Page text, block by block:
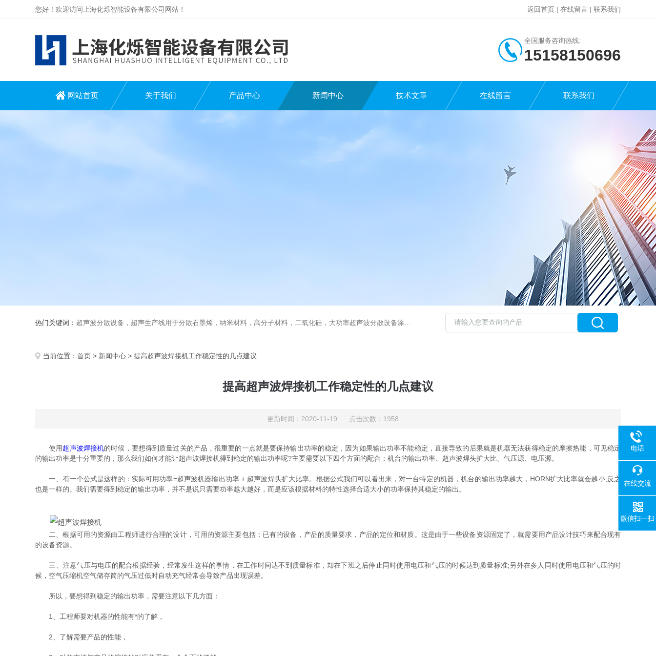
您好！欢迎访问上海化烁智能设备有限公司网站！ 返回首页 | 在线留言 | 联系我们
全国服务咨询热线:
15158150696
网站首页 关于我们 产品中心 新闻中心 技术文章 在线留言 联系我们
热门关键词： 超声波分散设备，超声生产线用于分散石墨烯，纳米材料，高分子材料，二氧化硅，大功率超声波分散设备涂料纳米材料石墨烯分散
当前位置： 首页 > 新闻中心 > 提高超声波焊接机工作稳定性的几点建议
提高超声波焊接机工作稳定性的几点建议
更新时间：2020-11-19 点击次数：1958
使用超声波焊接机的时候，要想得到质量过关的产品，很重要的一点就是要保持输出功率的稳定，因为如果输出功率不能稳定，直接导致的后果就是机器无法获得稳定的摩擦热能，可见稳定
的输出功率是十分重要的，那么我们如何才能让超声波焊接机得到稳定的输出功率呢?主要需要以下四个方面的配合：机台的输出功率、超声波焊头扩大比、气压源、电压源。
一、有一个公式是这样的：实际可用功率=超声波机器输出功率 + 超声波焊头扩大比率。根据公式我们可以看出来，对一台特定的机器，机台的输出功率越大，HORN扩大比率就会越小;反之
也是一样的。我们需要得到稳定的输出功率，并不是说只需要功率越大越好，而是应该根据材料的特性选择合适大小的功率保持其稳定的输出。
二、根据可用的资源由工程师进行合理的设计，可用的资源主要包括：已有的设备，产品的质量要求，产品的定位和材质。这是由于一些设备资源固定了，就需要用产品设计技巧来配合现有
的设备资源。
三、注意气压与电压的配合根据经验，经常发生这样的事情，在工作时间达不到质量标准，却在下班之后停止同时使用电压和气压的时候达到质量标准;另外在多人同时使用电压和气压的时
候，空气压缩机空气储存筒的气压过低时自动充气经常会导致产品出现误差。
所以，要想得到稳定的输出功率，需要注意以下几方面：
1、工程师要对机器的性能有*的了解，
2、了解需要产品的性能，
电话
在线交流
微信扫一扫